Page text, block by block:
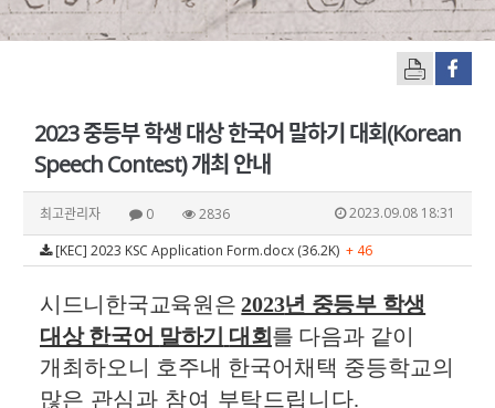
2023 중등부 학생 대상 한국어 말하기 대회(Korean
Speech Contest) 개최 안내
최고관리자 0 2836
2023.09.08 18:31
[KEC] 2023 KSC Application Form.docx (36.2K) + 46
시드니한국교육원은2023년 중등부 학생
대상 한국어 말하기 대회를 다음과 같이
개최하오니 호주내 한국어채택 중등학교의
많은 관심과 참여 부탁드립니다.